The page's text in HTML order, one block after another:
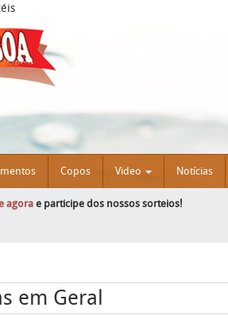
Copos Video Notícias
agorae participe dos nossos sorteios!
em Geral